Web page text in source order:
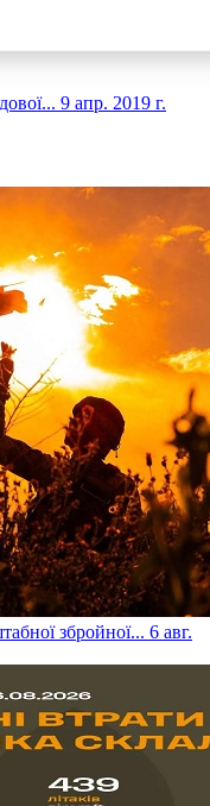
9 апр. 2019 г.
збройної... 6 авг.